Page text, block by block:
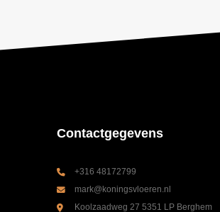
Contactgegevens
+316 48172799
mark@koningsvloeren.nl
Koolzaadweg 27 5351 LP Berghem